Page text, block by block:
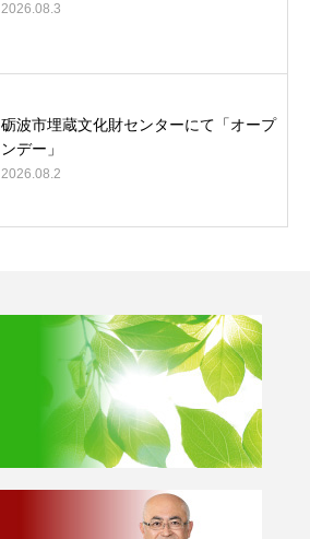
2026.08.3
砺波市埋蔵文化財センターにて「オープ
ンデー」
2026.08.2